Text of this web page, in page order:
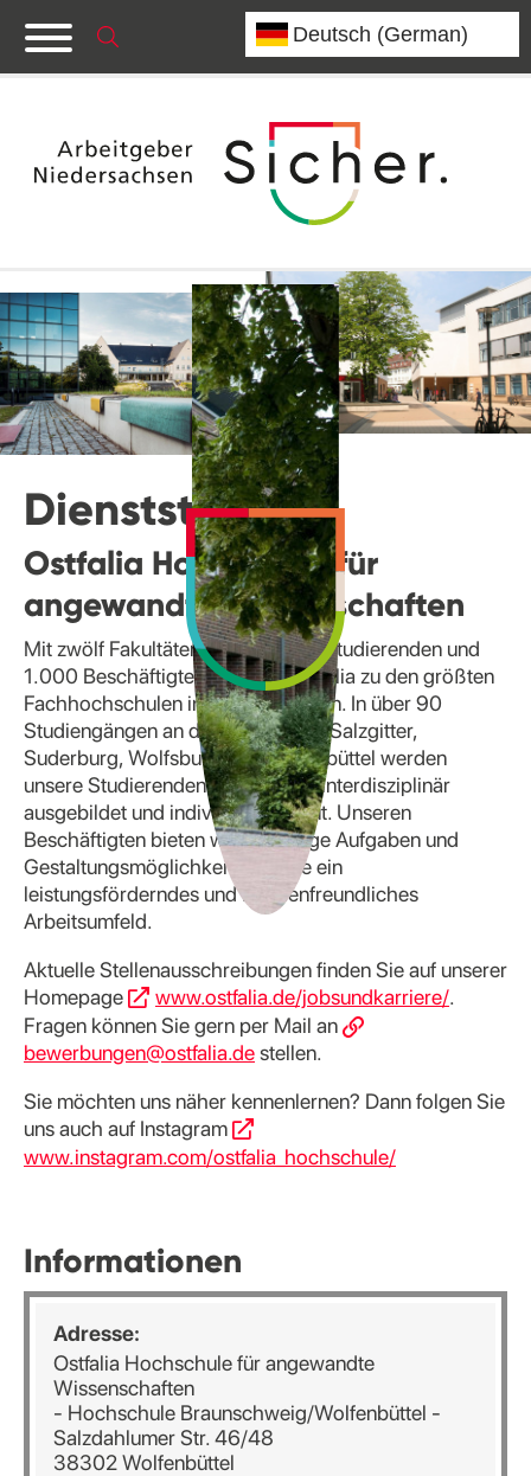
Dienststelle
Ostfalia Hochschule für
angewandte Wissenschaften
Mit zwölf Fakultäten, rund 11.000 Studierenden und
1.000 Beschäftigten zählt die Ostfalia zu den größten
Fachhochschulen in Niedersachsen. In über 90
Studiengängen an den Standorten Salzgitter,
Suderburg, Wolfsburg und Wolfenbüttel werden
unsere Studierenden fundiert und interdisziplinär
ausgebildet und individuell betreut. Unseren
Beschäftigten bieten wir vielseitige Aufgaben und
Gestaltungsmöglichkeiten sowie ein
leistungsförderndes und familienfreundliches
Arbeitsumfeld.
Aktuelle Stellenausschreibungen finden Sie auf unserer
Homepage
www.ostfalia.de/jobsundkarriere/.
Fragen können Sie gern per Mail an
bewerbungen@ostfalia.destellen.
Sie möchten uns näher kennenlernen? Dann folgen Sie
uns auch auf Instagram
www.instagram.com/ostfalia_hochschule/
Informationen
Adresse:
Ostfalia Hochschule für angewandte
Wissenschaften
- Hochschule Braunschweig/Wolfenbüttel -
Salzdahlumer Str. 46/48
38302 Wolfenbüttel